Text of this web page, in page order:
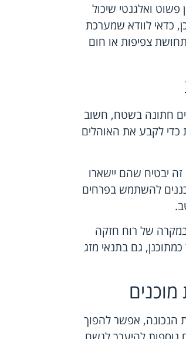
פשוט ואלגנטי שיכול
כדאי לוודא שמערכת
צפיפות או חום
חתונה בשטח, חשוב
כדי לקבע את האוהלים
זה יבטיח שהם יישארו
להשתמש בפרחים
במקרה של רוח חזקה
גם בתנאי מזג
הנכונה, אפשר להפוך